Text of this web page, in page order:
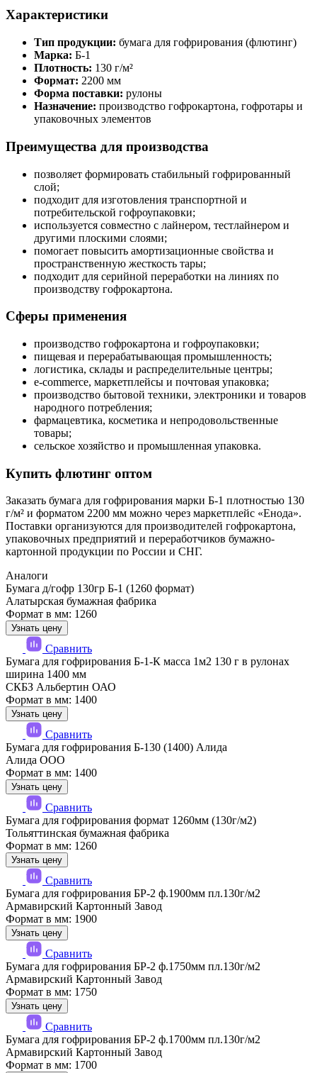
Характеристики
Тип продукции: бумага для гофрирования (флютинг)
Марка: Б-1
Плотность: 130 г/м²
Формат: 2200 мм
Форма поставки: рулоны
Назначение: производство гофрокартона, гофротары и
упаковочных элементов
Преимущества для производства
позволяет формировать стабильный гофрированный
слой;
подходит для изготовления транспортной и
потребительской гофроупаковки;
используется совместно с лайнером, тестлайнером и
другими плоскими слоями;
помогает повысить амортизационные свойства и
пространственную жесткость тары;
подходит для серийной переработки на линиях по
производству гофрокартона.
Сферы применения
производство гофрокартона и гофроупаковки;
пищевая и перерабатывающая промышленность;
логистика, склады и распределительные центры;
e-commerce, маркетплейсы и почтовая упаковка;
производство бытовой техники, электроники и товаров
народного потребления;
фармацевтика, косметика и непродовольственные
товары;
сельское хозяйство и промышленная упаковка.
Купить флютинг оптом
Заказать бумага для гофрирования марки Б-1 плотностью 130
г/м² и форматом 2200 мм можно через маркетплейс «Енода».
Поставки организуются для производителей гофрокартона,
упаковочных предприятий и переработчиков бумажно-
картонной продукции по России и СНГ.
Аналоги
Бумага д/гофр 130гр Б-1 (1260 формат)
Алатырская бумажная фабрика
Формат в мм: 1260
Узнать цену
Сравнить
Бумага для гофрирования Б-1-К масса 1м2 130 г в рулонах
ширина 1400 мм
СКБЗ Альбертин ОАО
Формат в мм: 1400
Узнать цену
Сравнить
Бумага для гофрирования Б-130 (1400) Алида
Алида ООО
Формат в мм: 1400
Узнать цену
Сравнить
Бумага для гофрирования формат 1260мм (130г/м2)
Тольяттинская бумажная фабрика
Формат в мм: 1260
Узнать цену
Сравнить
Бумага для гофрирования БР-2 ф.1900мм пл.130г/м2
Армавирский Картонный Завод
Формат в мм: 1900
Узнать цену
Сравнить
Бумага для гофрирования БР-2 ф.1750мм пл.130г/м2
Армавирский Картонный Завод
Формат в мм: 1750
Узнать цену
Сравнить
Бумага для гофрирования БР-2 ф.1700мм пл.130г/м2
Армавирский Картонный Завод
Формат в мм: 1700